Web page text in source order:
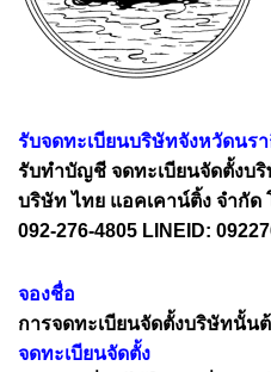
รับจดทะเบียนบริษัทจังหวัดนร
รับทำบัญชี จดทะเบียนจัดตั้งบ
บริษัท ไทย แอคเคาน์ติ้ง จำกัด
092-276-4805 LINEID:
จองชื่อ
การจดทะเบียนจัดตั้งบริษัทนั้น
จดทะเบียนจัดตั้ง